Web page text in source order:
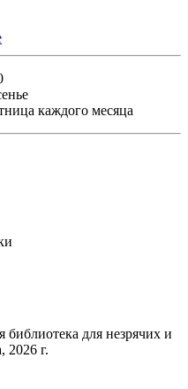
каждого месяца
библиотека для незрячих и
2026 г.